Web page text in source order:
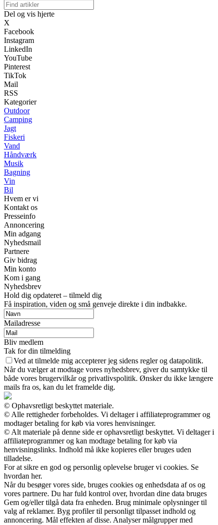
Del og vis hjerte
X
Facebook
Instagram
LinkedIn
YouTube
Pinterest
TikTok
Mail
RSS
Kategorier
Outdoor
Camping
Jagt
Fiskeri
Vand
Håndværk
Musik
Bagning
Vin
Bil
Hvem er vi
Kontakt os
Presseinfo
Annoncering
Min adgang
Nyhedsmail
Partnere
Giv bidrag
Min konto
Kom i gang
Nyhedsbrev
Hold dig opdateret – tilmeld dig
Få inspiration, viden og små genveje direkte i din indbakke.
Mailadresse
Bliv medlem
Tak for din tilmelding
Ved at tilmelde mig accepterer jeg sidens regler og datapolitik.
Når du vælger at modtage vores nyhedsbrev, giver du samtykke til
både vores brugervilkår og privatlivspolitik. Ønsker du ikke længere
mails fra os, kan du let framelde dig.
© Ophavsretligt beskyttet materiale.
© Alle rettigheder forbeholdes. Vi deltager i affiliateprogrammer og
modtager betaling for køb via vores henvisninger.
© Alt materiale på denne side er ophavsretligt beskyttet. Vi deltager i
affiliateprogrammer og kan modtage betaling for køb via
henvisningslinks. Indhold må ikke kopieres eller bruges uden
tilladelse.
For at sikre en god og personlig oplevelse bruger vi cookies. Se
hvordan her.
Når du besøger vores side, bruges cookies og enhedsdata af os og
vores partnere. Du har fuld kontrol over, hvordan dine data bruges
Gem og/eller tilgå data fra enheden. Brug minimale oplysninger til
valg af reklamer. Byg profiler til personligt tilpasset indhold og
annoncering. Mål effekten af disse. Analyser målgrupper med